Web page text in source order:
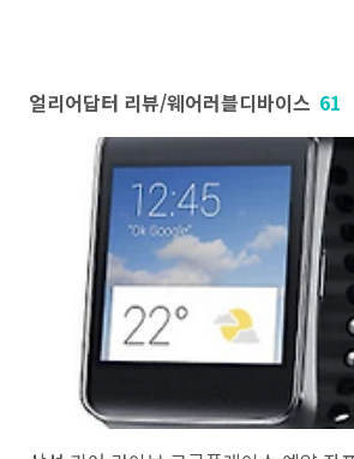
얼리어답터 리뷰/웨어러블디바이스 61